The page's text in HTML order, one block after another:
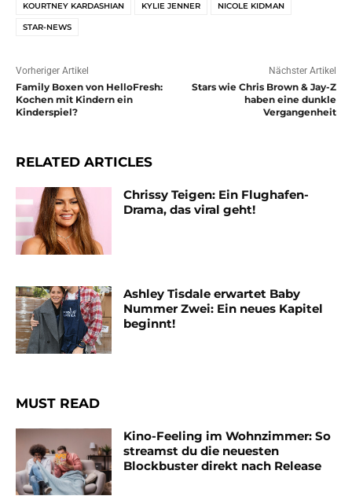
KOURTNEY KARDASHIAN KYLIE JENNER NICOLE KIDMAN
STAR-NEWS
Vorheriger Artikel
Family Boxen von HelloFresh:
Kochen mit Kindern ein
Kinderspiel?
Nächster Artikel
Stars wie Chris Brown & Jay-Z
haben eine dunkle
Vergangenheit
RELATED ARTICLES
Chrissy Teigen: Ein Flughafen-
Drama, das viral geht!
Ashley Tisdale erwartet Baby
Nummer Zwei: Ein neues Kapitel
beginnt!
MUST READ
Kino-Feeling im Wohnzimmer: So
streamst du die neuesten
Blockbuster direkt nach Release